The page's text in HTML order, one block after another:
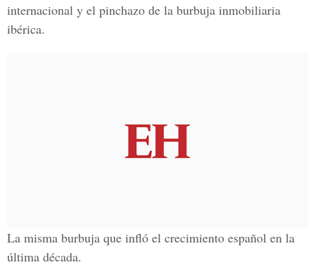
internacional y el pinchazo de la burbuja inmobiliaria
ibérica.
La misma burbuja que infló el crecimiento español en la
última década.